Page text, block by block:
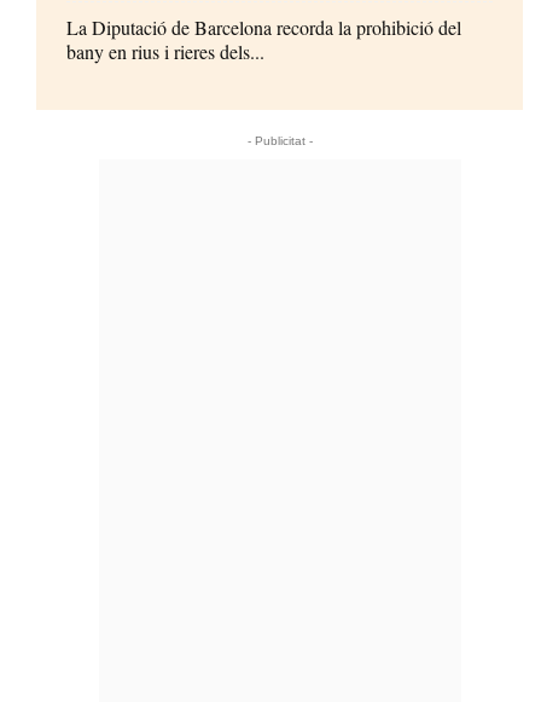
La Diputació de Barcelona recorda la prohibició del
bany en rius i rieres dels...
- Publicitat -